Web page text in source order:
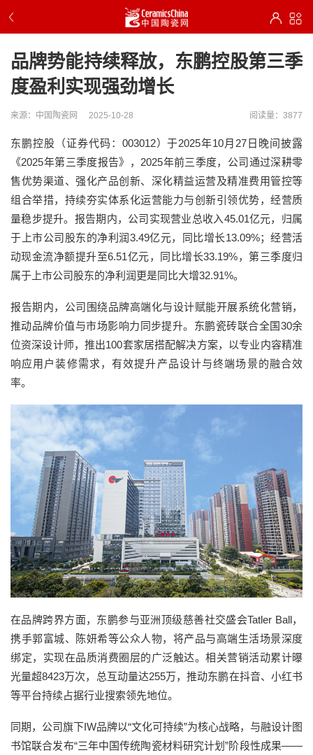
品牌势能持续释放，东鹏控股第三季
度盈利实现强劲增长
来源：中国陶瓷网 2025-10-28 阅读量：3877
东鹏控股（证券代码：003012）于2025年10月27日晚间披露
《2025年第三季度报告》，2025年前三季度，公司通过深耕零
售优势渠道、强化产品创新、深化精益运营及精准费用管控等
组合举措，持续夯实体系化运营能力与创新引领优势，经营质
量稳步提升。报告期内，公司实现营业总收入45.01亿元，归属
于上市公司股东的净利润3.49亿元，同比增长13.09%；经营活
动现金流净额提升至6.51亿元，同比增长33.19%，第三季度归
属于上市公司股东的净利润更是同比大增32.91%。
报告期内，公司围绕品牌高端化与设计赋能开展系统化营销，
推动品牌价值与市场影响力同步提升。东鹏瓷砖联合全国30余
位资深设计师，推出100套家居搭配解决方案，以专业内容精准
响应用户装修需求，有效提升产品设计与终端场景的融合效
率。
在品牌跨界方面，东鹏参与亚洲顶级慈善社交盛会Tatler Ball，
携手郭富城、陈妍希等公众人物，将产品与高端生活场景深度
绑定，实现在品质消费圈层的广泛触达。相关营销活动累计曝
光量超8423万次，总互动量达255万，推动东鹏在抖音、小红书
等平台持续占据行业搜索领先地位。
同期，公司旗下IW品牌以“文化可持续”为核心战略，与融设计图
书馆联合发布“三年中国传统陶瓷材料研究计划”阶段性成果——